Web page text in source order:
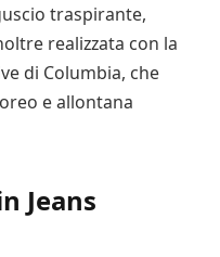
traspirante,
realizzata con la
di Columbia, che
e allontana
Jeans